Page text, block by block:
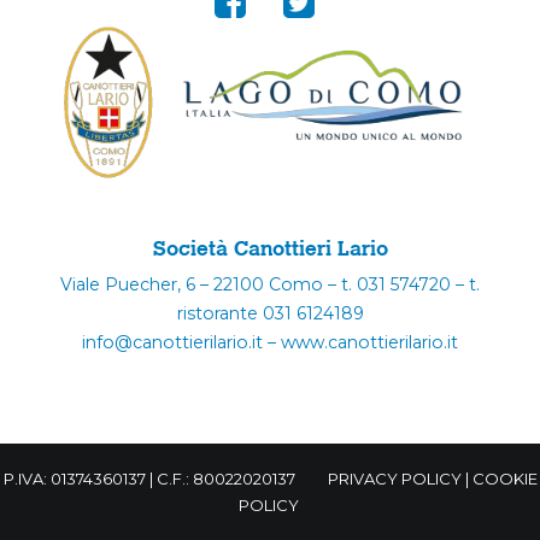
Società Canottieri Lario
Viale Puecher, 6 – 22100 Como – t. 031 574720 – t.
ristorante 031 6124189
info@canottierilario.it – www.canottierilario.it
P.IVA: 01374360137 | C.F.: 80022020137 PRIVACY POLICY| COOKIE
POLICY